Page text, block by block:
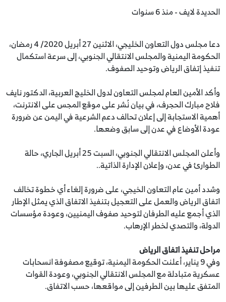
الحديدة لايف - منذ 6 سنوات
دعا مجلس دول التعاون الخليجي، الاثنين 27 أبريل 2020/ 4 رمضان،
الحكومة اليمنية والمجلس الانتقالي الجنوبي، إلى سرعة استكمال
تنفيذ إتفاق الرياض وتوحيد الصفوف.
وأكد الأمين العام لمجلس التعاون لدول الخليج العربية، الدكتور نايف
فلاح مبارك الحجرف، في بيان نُشر على موقع المجس على الانترنت،
أهمية الاستجابة إلى إعلان تحالف دعم الشرعية في اليمن عن ضرورة
عودة الأوضاع في عدن إلى سابق وضعها.
وأعلن المجلس الانتقالي الجنوبي، السبت 25 أبريل الجاري، حالة
الطوارئ في عدن، وإعلان الإدارة الذاتية..
وشدد أمين عام التعاون الخيجي، على ضرورة إلغاء أي خطوة تخالف
اتفاق الرياض والعمل على التعجيل بتنفيذ الاتفاق الذي يمثل الإطار
الذي أجمع عليه الطرفان لتوحيد صفوف اليمنيين، وعودة مؤسسات
الدولة، والتصدي لخطر الإرهاب.
مراحل تنفيذ اتفاق الرياض
وفي 9 يناير، أعلنت الحكومة اليمنية، توقيع مصفوفة انسحابات
عسكرية متبادلة مع المجلس الانتقالي الجنوبي، وعودة القوات
المتفق عليها بين الطرفين إلى مواقعها، حسب الاتفاق.